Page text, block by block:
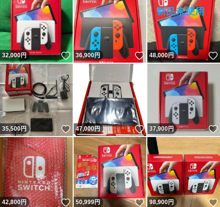
32,000円 いいね！
36,900円 いいね！
48,000円
35,500円 いいね！
47,000円 いいね！
37,900円
42,800円 いいね！
50,999円 いいね！
98,900円